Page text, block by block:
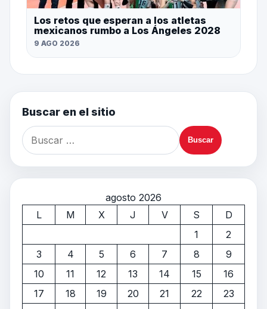
Los retos que esperan a los atletas
mexicanos rumbo a Los Ángeles 2028
9 AGO 2026
Buscar en el sitio
agosto 2026
L
M X J V S
D
1
2
3
4 5 6 7 8
9
10
11 12 13 14 15
16
17
18 19 20 21 22
23